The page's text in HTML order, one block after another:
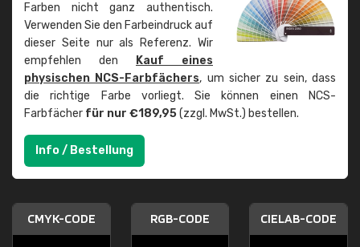
Farben nicht ganz authentisch.
Verwenden Sie den Farbeindruck auf
dieser Seite nur als Referenz. Wir
empfehlen den
Kauf eines
physischen NCS-Farbfächers, um sicher zu sein, dass
die richtige Farbe vorliegt. Sie können einen NCS-
Farbfächer für nur €189,95(zzgl. MwSt.) bestellen.
Info / Bestellung
CMYK-CODE RGB-CODE CIELAB-CODE